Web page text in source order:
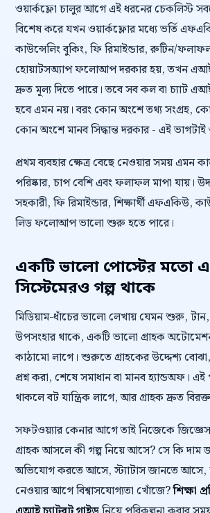
ওয়ার্কফ্লো চালুর আগে এই ধরনের চেকলিস্ট
বিশেষ করে যখন ওয়ার্কফ্লোর মধ্যে ভর্তি
কাউন্সেলিং বুকিং, ফি রিমাইন্ডার, রুটিন/
হোয়াটসঅ্যাপ ফলোআপ দরকার হয়, তখন
দ্রুত মূল্য দিতে পারে। তবে সব কল বা চ্যাট
হবে এমন নয়। বরং কোন অংশে তথ্য সংগ্রহ,
কোন অংশে মানব সিদ্ধান্ত দরকার - এই ভাগটাই
প্রথম ব্যবহার ক্ষেত্র বেছে নেওয়ার সময় এমন
পরিষ্কার, চাপ বেশি এবং ফলাফল মাপা যায়।
সহকারী, ফি রিমাইন্ডার, শিক্ষার্থী এফএকিউ,
লিড ফলোআপ ভালো শুরু হতে পারে।
একটি ভালো পোস্টের মতো
সিস্টেমেরও গল্প থাকে
মিডিয়াম-ধাঁচের ভালো লেখায় যেমন শুরু, টান,
উপসংহার থাকে, একটি ভালো গ্রাহক
কাঠামো লাগে। শুরুতে গ্রাহকের উদ্দেশ্য বোঝা,
প্রশ্ন করা, শেষে সমাধান বা মানব হ্যান্ডঅফ। এই
থাকলে বট যান্ত্রিক লাগে, আর গ্রাহক দ্রুত
সফটওয়্যার কেনার আগে তাই নিজেকে
গ্রাহক আসলে কী গল্প নিয়ে আসে? সে কি
অভিযোগ করতে আসে, স্ট্যাটাস জানতে আসে,
নেওয়ার আগে বিশ্বাসযোগ্যতা খোঁজে?শিক্ষা